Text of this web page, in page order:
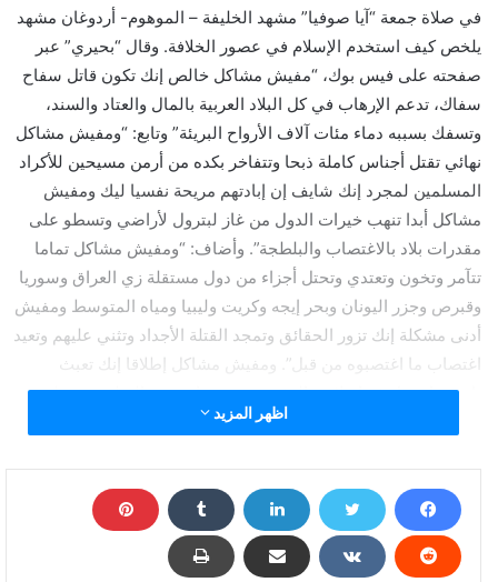
في صلاة جمعة “آيا صوفيا” مشهد الخليفة – الموهوم- أردوغان مشهد
يلخص كيف استخدم الإسلام في عصور الخلافة. وقال “بحيري” عبر
صفحته على فيس بوك، “مفيش مشاكل خالص إنك تكون قاتل سفاح
سفاك، تدعم الإرهاب في كل البلاد العربية بالمال والعتاد والسند،
وتسفك بسببه دماء مئات آلاف الأرواح البريئة” وتابع: “ومفيش مشاكل
نهائي تقتل أجناس كاملة ذبحا وتتفاخر بكده من أرمن مسيحين للأكراد
المسلمين لمجرد إنك شايف إن إبادتهم مريحة نفسيا ليك ومفيش
مشاكل أبدا تنهب خيرات الدول من غاز لبترول لأراضي وتسطو على
مقدرات بلاد بالاغتصاب والبلطجة”. وأضاف: “ومفيش مشاكل تماما
تتآمر وتخون وتعتدي وتحتل أجزاء من دول مستقلة زي العراق وسوريا
وقبرص وجزر اليونان وبحر إيجه وكريت وليبيا ومياه المتوسط ومفيش
أدنى مشكلة إنك تزور الحقائق وتمجد القتلة الأجداد وتثني عليهم وتعيد
اغتصاب ما اغتصبوه من قبل”. ومفيش مشاكل إطلاقا إنك تعبث
باستقرار دول فيها ملايين البشر وتدعم معارضيهم القتلة وتفتح لهم
القنوات والأموال اللي بتسعى لتدمير حياتهم وتقسيم مجتمعهم وتفتيت
تروح يوم الجمعة في “آيا صوفيا ” تقرأ الفاتحة ترتيلا مع فواتح سورة
البقرة وتلبس العمامة البيضاء وتظهر الخشوع في صلاتك وتقدم نفسك
كراعي للمسلمين في العالم وإمام الإسلام الأوحد كل الحكاية أردوغان
اظهر المزيد